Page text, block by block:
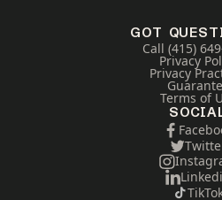
GOT
Call (415)
Privacy
Privacy
Terms of